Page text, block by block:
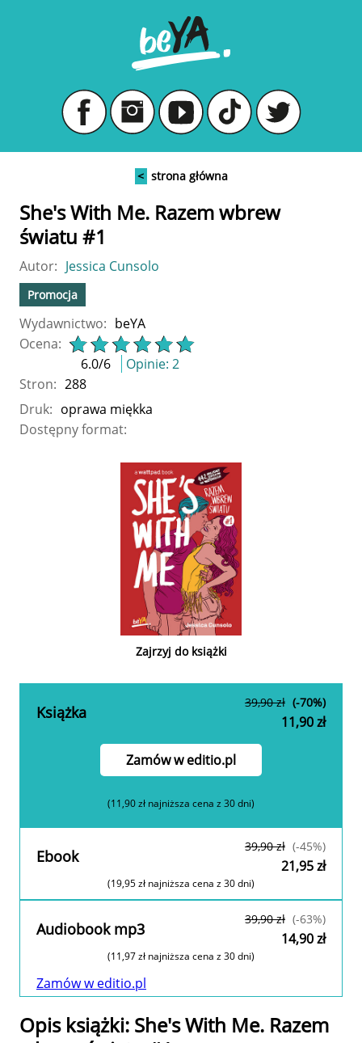
< strona główna
Zajrzyj do książki
She's With Me. Razem wbrew
światu #1
Autor: Jessica Cunsolo
Promocja
Wydawnictwo: beYA
Ocena:
6.0/6 Opinie: 2
Stron: 288
Druk: oprawa miękka
Dostępny format:
Książka 39,90 zł (-70%)
11,90 zł
Zamów w editio.pl
(11,90 zł najniższa cena z 30 dni)
Ebook 39,90 zł (-45%)
21,95 zł
(19,95 zł najniższa cena z 30 dni)
Audiobook mp3 39,90 zł (-63%)
14,90 zł
(11,97 zł najniższa cena z 30 dni)
Zamów w editio.pl
Opis książki: She's With Me. Razem